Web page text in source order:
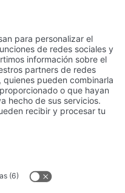
de Educación, Cultura y
PATRIMONIO HISTÓRICO –